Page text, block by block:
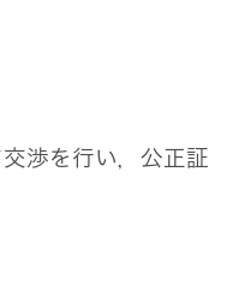
渉を行い，公正証